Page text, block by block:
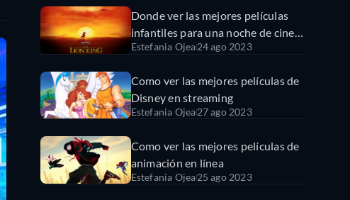
Donde ver las mejores películas
infantiles para una noche de cine
en familia
Estefania Ojea24 ago 2023
Como ver las mejores películas de
Disney en streaming
Estefania Ojea27 ago 2023
Como ver las mejores películas de
animación en línea
Estefania Ojea25 ago 2023